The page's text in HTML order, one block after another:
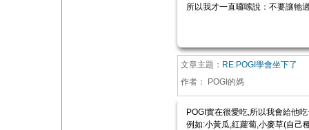
所以我才一直囉嗦說：不要讓牠
文章主題： RE:POGI學會坐下了
作者：
POGI的媽
POGI實在很愛吃,所以我會給他
例如:小黃瓜,紅蘿蔔,小麥草(自己